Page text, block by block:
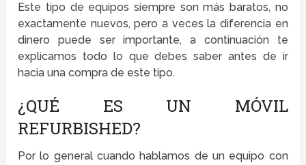
Este tipo de equipos siempre son más baratos, no
exactamente nuevos, pero a veces la diferencia en
dinero puede ser importante, a continuación te
explicamos todo lo que debes saber antes de ir
hacia una compra de este tipo.
¿QUÉ ES UN MÓVIL
REFURBISHED?
Por lo general cuando hablamos de un equipo con